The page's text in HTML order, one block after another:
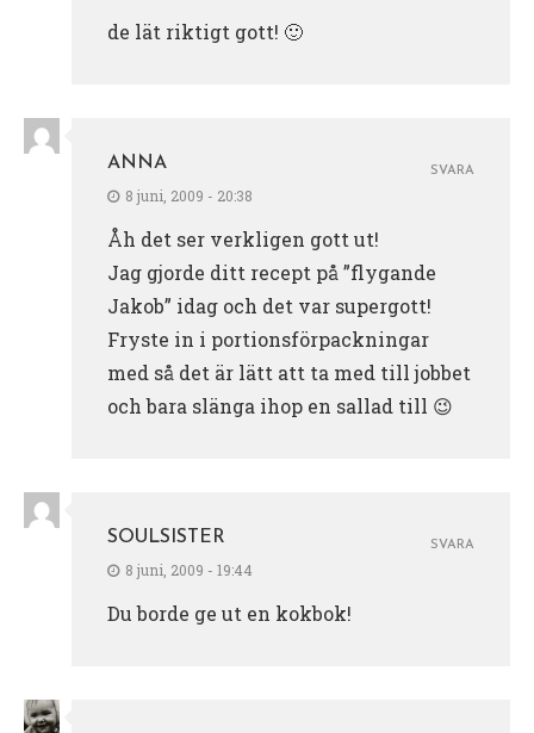
de lät riktigt gott! 🙂
ANNA
8 juni, 2009 - 20:38
Åh det ser verkligen gott ut!
Jag gjorde ditt recept på ”flygande
Jakob” idag och det var supergott!
Fryste in i portionsförpackningar
med så det är lätt att ta med till jobbet
och bara slänga ihop en sallad till 😉
SVARA
SOULSISTER
8 juni, 2009 - 19:44
Du borde ge ut en kokbok!
SVARA